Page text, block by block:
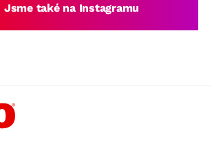
Jsme také na Instagramu